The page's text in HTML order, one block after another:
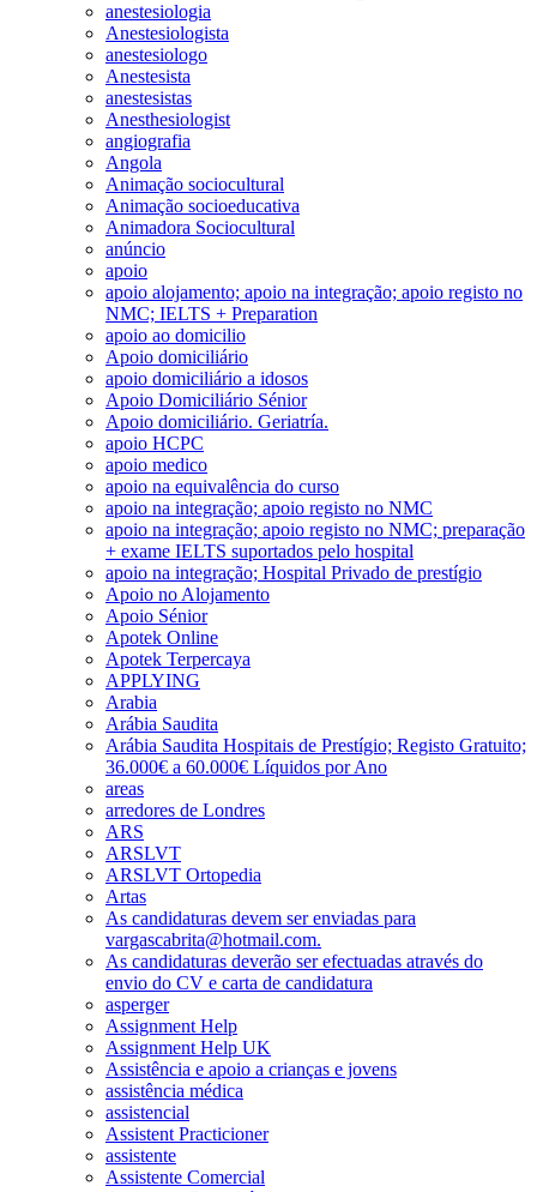
anestesiologia
Anestesiologista
anestesiologo
Anestesista
anestesistas
Anesthesiologist
angiografia
Angola
Animação sociocultural
Animação socioeducativa
Animadora Sociocultural
anúncio
apoio
apoio alojamento; apoio na integração; apoio registo no
NMC; IELTS + Preparation
apoio ao domicilio
Apoio domiciliário
apoio domiciliário a idosos
Apoio Domiciliário Sénior
Apoio domiciliário. Geriatría.
apoio HCPC
apoio medico
apoio na equivalência do curso
apoio na integração; apoio registo no NMC
apoio na integração; apoio registo no NMC; preparação
+ exame IELTS suportados pelo hospital
apoio na integração; Hospital Privado de prestígio
Apoio no Alojamento
Apoio Sénior
Apotek Online
Apotek Terpercaya
APPLYING
Arabia
Arábia Saudita
Arábia Saudita Hospitais de Prestígio; Registo Gratuito;
36.000€ a 60.000€ Líquidos por Ano
areas
arredores de Londres
ARS
ARSLVT
ARSLVT Ortopedia
Artas
As candidaturas devem ser enviadas para
vargascabrita@hotmail.com.
As candidaturas deverão ser efectuadas através do
envio do CV e carta de candidatura
asperger
Assignment Help
Assignment Help UK
Assistência e apoio a crianças e jovens
assistência médica
assistencial
Assistent Practicioner
assistente
Assistente Comercial